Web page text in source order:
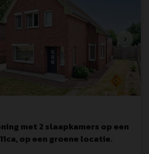
met 2 slaapkamers op een
op een groene locatie.